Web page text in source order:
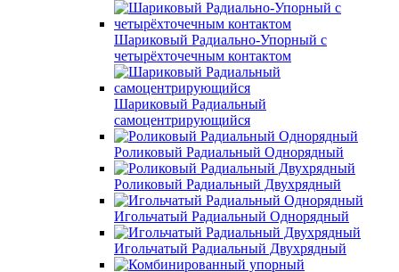
Шариковый Радиально-Упорный с
четырёхточечным контактом
Шариковый Радиальный
самоцентрирующийся
Роликовый Радиальный Однорядный
Роликовый Радиальный Двухрядный
Игольчатый Радиальный Однорядный
Игольчатый Радиальный Двухрядный